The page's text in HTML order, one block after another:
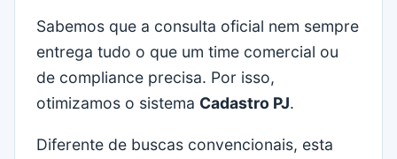
Sabemos que a consulta oficial nem sempre
entrega tudo o que um time comercial ou
de compliance precisa. Por isso,
otimizamos o sistema Cadastro PJ.
Diferente de buscas convencionais, esta